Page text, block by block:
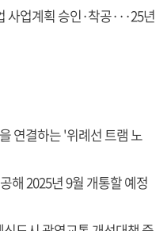
사업계획 승인·착공···25년
연결하는 '위례선 트램 노
해 2025년 9월 개통할 예정